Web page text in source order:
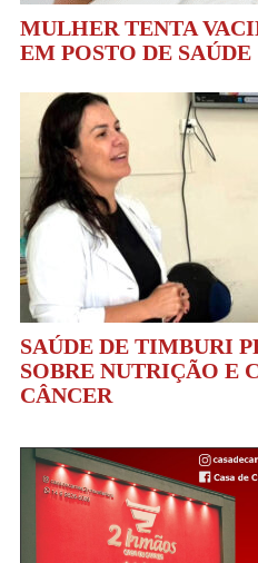
MULHER TENTA
EM POSTO DE SAÚDE
SAÚDE DE TIMBURI
SOBRE NUTRIÇÃO E
CÂNCER